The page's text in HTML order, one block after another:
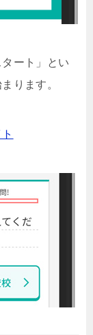
ート」とい
ります。